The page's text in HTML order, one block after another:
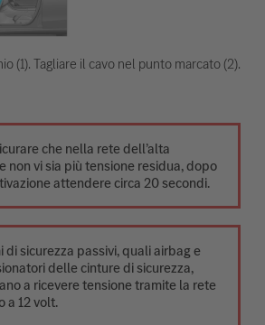
(1). Tagliare il cavo nel punto marcato (2).
che nella rete dell’alta
non vi sia più tensione residua, dopo
attendere circa 20 secondi.
di sicurezza passivi, quali airbag e
delle cinture di sicurezza,
a ricevere tensione tramite la rete
a 12 volt.